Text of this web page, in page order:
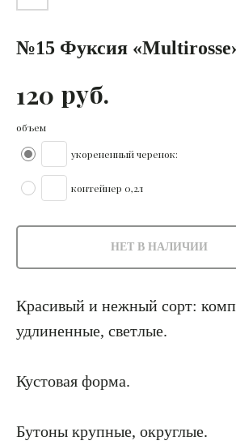
№15 Фуксия
120 руб.
объем
укорененный черенок:
контейнер 0,2л
НЕТ В НАЛИЧИИ
Красивый и нежный сорт:
удлиненные, светлые.
Кустовая форма.
Бутоны крупные, округлые.